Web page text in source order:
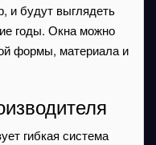
и будут выглядеть
годы. Окна можно
формы, материала и
гибкая система